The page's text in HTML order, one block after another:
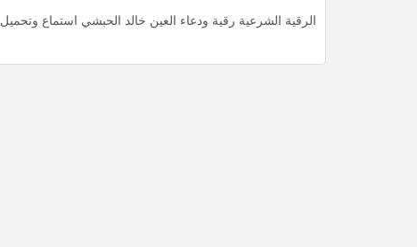
الرقية الشرعية رقية ودعاء العين خالد الحبشي استماع وتحميل mp3 ، استمع لأأكثر من 0.23 دقيقة من أدعية المميزة مجانا.